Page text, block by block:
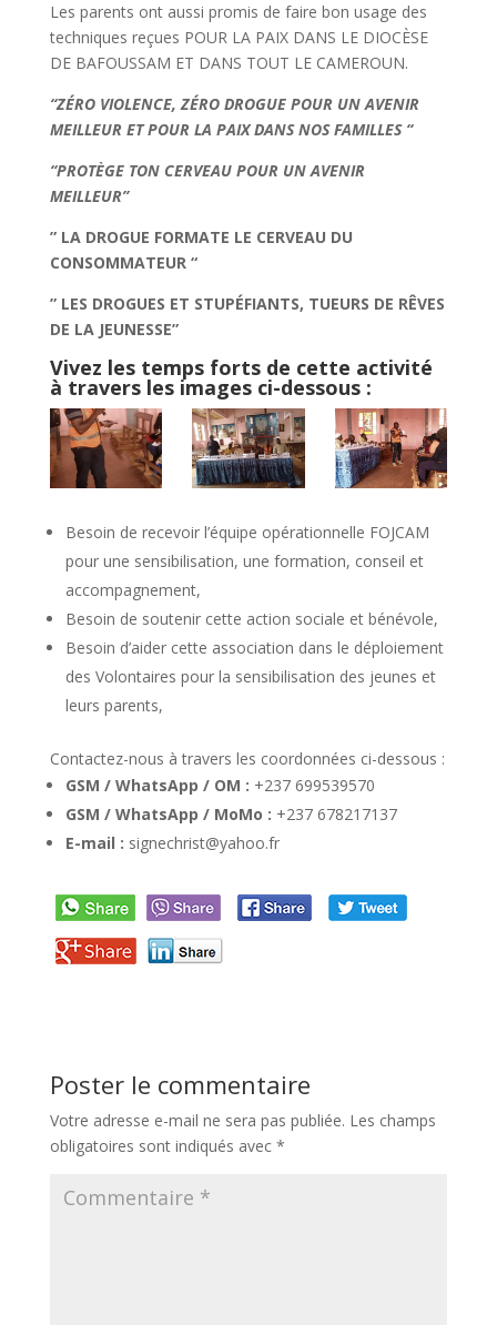
Les parents ont aussi promis de faire bon usage des
techniques reçues POUR LA PAIX DANS LE DIOCÈSE
DE BAFOUSSAM ET DANS TOUT LE CAMEROUN.
“ZÉRO VIOLENCE, ZÉRO DROGUE POUR UN AVENIR
MEILLEUR ET POUR LA PAIX DANS NOS FAMILLES “
“PROTÈGE TON CERVEAU POUR UN AVENIR
MEILLEUR”
” LA DROGUE FORMATE LE CERVEAU DU
CONSOMMATEUR “
” LES DROGUES ET STUPÉFIANTS, TUEURS DE RÊVES
DE LA JEUNESSE”
Vivez les temps forts de cette activité
à travers les images ci-dessous :
Besoin de recevoir l’équipe opérationnelle FOJCAM
pour une sensibilisation, une formation, conseil et
accompagnement,
Besoin de soutenir cette action sociale et bénévole,
Besoin d’aider cette association dans le déploiement
des Volontaires pour la sensibilisation des jeunes et
leurs parents,
Contactez-nous à travers les coordonnées ci-dessous :
GSM / WhatsApp / OM : +237 699539570
GSM / WhatsApp / MoMo : +237 678217137
E-mail : signechrist@yahoo.fr
Poster le commentaire
Votre adresse e-mail ne sera pas publiée. Les champs
obligatoires sont indiqués avec *